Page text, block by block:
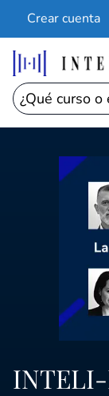
Crear cuenta